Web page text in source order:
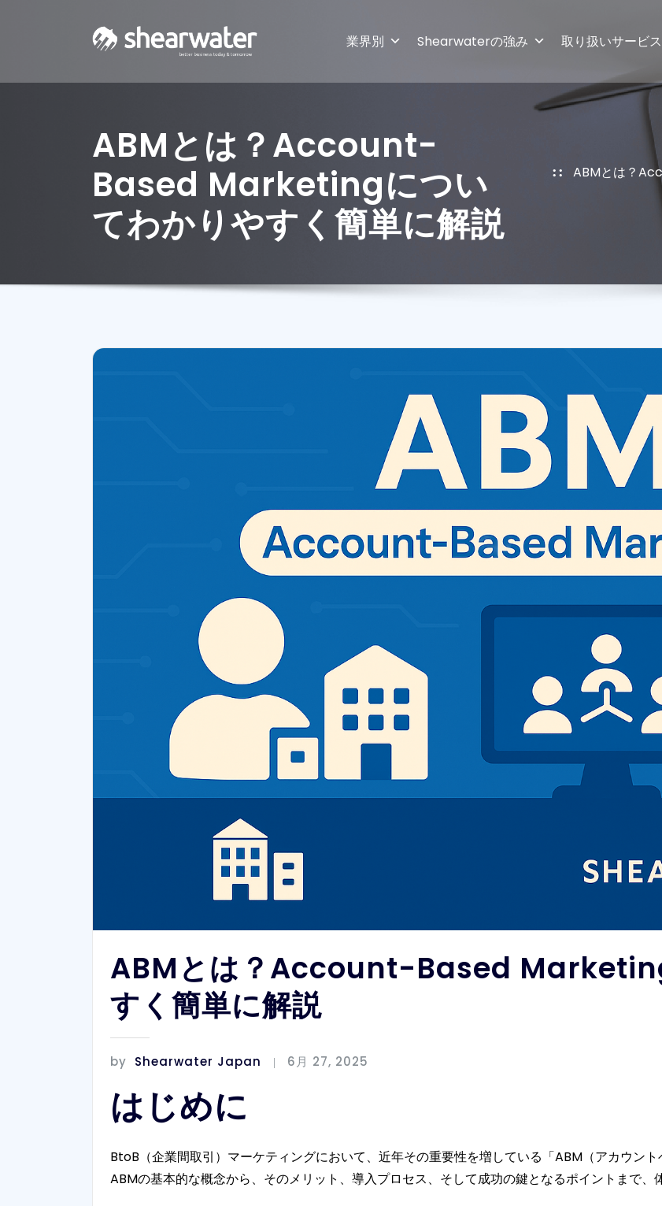
業界別 Shearwaterの強み 取り扱いサービス
ABMとは？Account-
Based Marketingについ
てわかりやすく簡単に解説
ABMとは？
ABMとは？Account-Based
すく簡単に解説
by Shearwater Japan 6月 27, 2025
はじめに
BtoB（企業間取引）マーケティングにおいて、近年その重要性を増している「ABM（アカウン
ABMの基本的な概念から、そのメリット、導入プロセス、そして成功の鍵となるポイントまで、